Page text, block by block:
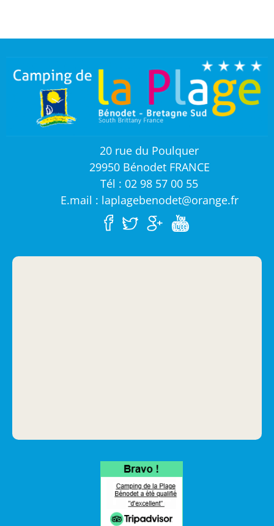
20 rue du Poulquer
29950 Bénodet FRANCE
Tél : 02 98 57 00 55
E.mail : laplagebenodet@orange.fr